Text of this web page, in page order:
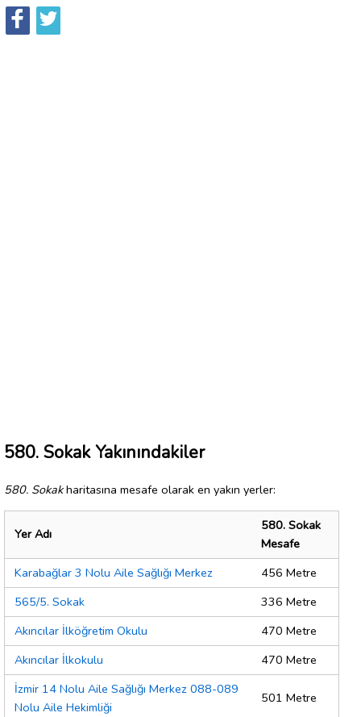
580. Sokak Yakınındakiler
580. Sokakharitasına mesafe olarak en yakın yerler:
Yer Adı
580. Sokak
Mesafe
Karabağlar 3 Nolu Aile Sağlığı Merkez
456 Metre
565/5. Sokak
336 Metre
Akıncılar İlköğretim Okulu
470 Metre
Akıncılar İlkokulu
470 Metre
İzmir 14 Nolu Aile Sağlığı Merkez 088-089
Nolu Aile Hekimliği
501 Metre